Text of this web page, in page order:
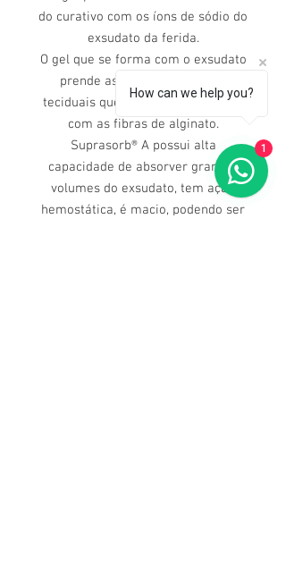
do curativo com os íons de sódio do
exsudato da ferida.
O gel que se forma com o exsudato
prende as bactérias e debris
teciduais que são removidos junto
com as fibras de alginato.
Suprasorb® A possui alta
capacidade de absorver grandes
volumes do exsudato, tem ação
hemostática, é macio, podendo ser
How can we help you?
1